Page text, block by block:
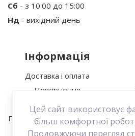
Ваш відгук
Увага:HTML не
Продовжити
Цей сайт використовує
більш комфортної
Продовжуючи перегляд
Сб - з 10:00 до 15:00
Нд - вихідний день
Інформація
Доставка і оплата
Повернення
Про нас
Політика конфіденційності
Зв’язатися з нами